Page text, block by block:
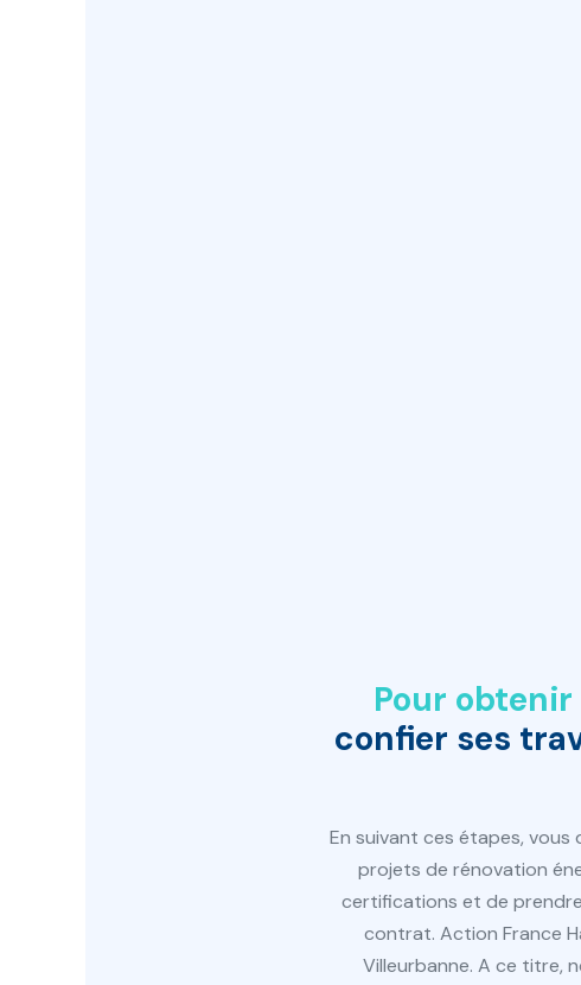
Pour
confier ses
En suivant ces étapes, vous
projets de rénovation
certifications et de
contrat. Action France
Villeurbanne. A ce titre,